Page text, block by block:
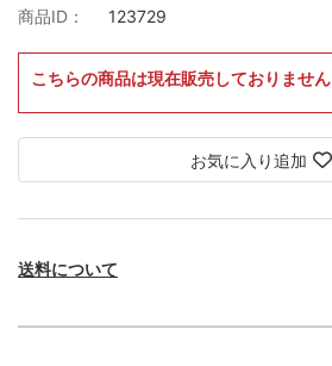
商品ID： 123729
こちらの商品は現在販売しておりません
お気に入り追加
送料について